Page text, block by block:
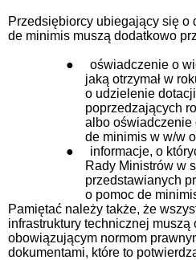
Przedsiębiorcy ubiegający się o
de minimis muszą dodatkowo
●
oświadczenie o
jaką otrzymał w
o udzielenie
poprzedzających
albo oświadczenie
de minimis w w/w
●
informacje, o
Rady Ministrów w
przedstawianych
o pomoc de
Pamiętać należy także, że
infrastruktury technicznej muszą
obowiązującym normom
dokumentami, które to